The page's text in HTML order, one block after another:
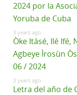
2024 por la
Yoruba de Cuba
3 years ago
Òke Itásé, Ilé Ifé,
Agbeye Ìrosùn
06 / 2024
3 years ago
Letra del año de